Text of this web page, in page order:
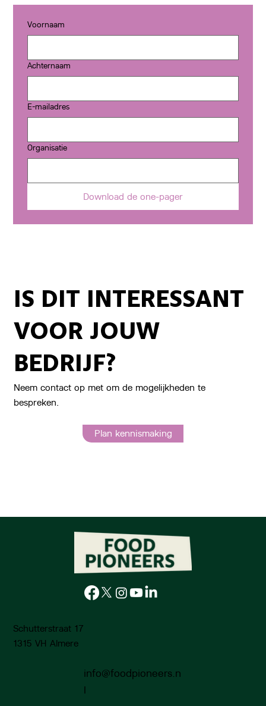
Voornaam
Achternaam
E-mailadres
Organisatie
Download de one-pager
IS DIT INTERESSANT
VOOR JOUW
BEDRIJF?
Neem contact op met om de mogelijkheden te
bespreken.
Plan kennismaking
info@foodpioneers.n
l
Schutterstraat 17
1315 VH Almere